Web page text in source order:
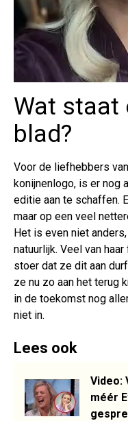
Wat staat
blad?
Voor de liefhebbers
konijnenlogo, is er nog
editie aan te schaffen.
maar op een veel
Het is even niet
natuurlijk. Veel van
stoer dat ze dit aan
ze nu zo aan het terug
in de toekomst nog
niet in.
Lees ook
Video:
méér